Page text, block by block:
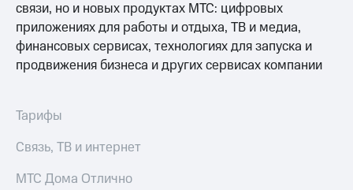
КИОН
Строки
Live
приложения
МТС
Деньги
МТС
Накопления
Акции
пополнения
связи, но и новых продуктах МТС: цифровых
приложениях для работы и отдыха, ТВ и медиа,
финансовых сервисах, технологиях для запуска и
продвижения бизнеса и других сервисах компании
Тарифы
Связь, ТВ и интернет
МТС Дома Отлично